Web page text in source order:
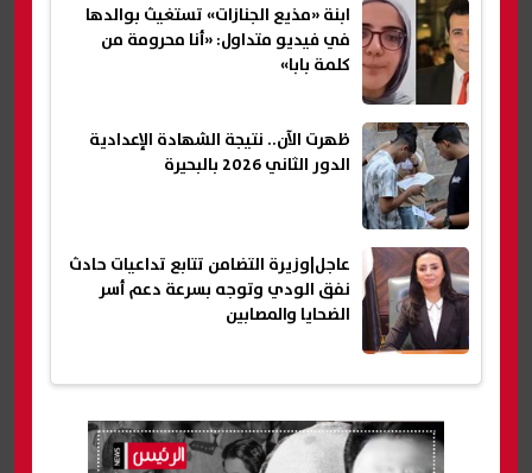
ابنة «مذيع الجنازات» تستغيث بوالدها
في فيديو متداول: «أنا محرومة من
كلمة بابا»
ظهرت الآن.. نتيجة الشهادة الإعدادية
الدور الثاني 2026 بالبحيرة
عاجل|وزيرة التضامن تتابع تداعيات حادث
نفق الودي وتوجه بسرعة دعم أسر
الضحايا والمصابين